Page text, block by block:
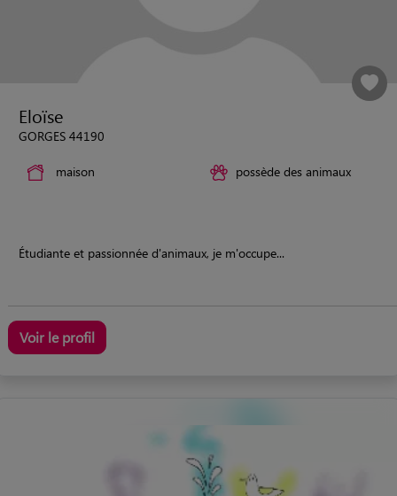
Eloïse
GORGES 44190
maison possède des animaux
Étudiante et passionnée d'animaux, je m'occupe...
Voir le profil